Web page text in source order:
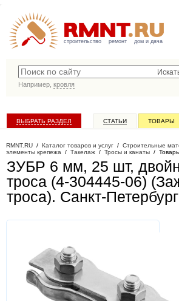
строительство ремонт дом и дача
Например, кровля
ВЫБРАТЬ РАЗДЕЛ СТАТЬИ ТОВАРЫ
RMNT.RU / Каталог товаров и услуг / Строительные
элементы крепежа / Такелаж / Тросы и канаты /
ЗУБР 6 мм, 25 шт,
троса (4-304445-06)
троса). Санкт-Петербург